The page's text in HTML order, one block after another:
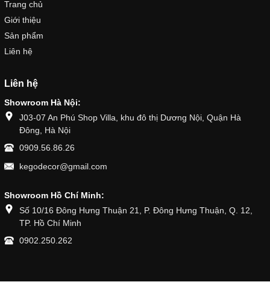
Trang chủ
Giới thiệu
Sản phẩm
Liên hệ
Liên hệ
Showroom Hà Nội:
J03-07 An Phú Shop Villa, khu đô thị Dương Nội, Quận Hà
Đông, Hà Nội
0909.56.86.26
kegodecor@gmail.com
Showroom Hồ Chí Minh:
Số 10/16 Đông Hưng Thuận 21, P. Đông Hưng Thuận, Q. 12,
TP. Hồ Chí Minh
0902.250.262